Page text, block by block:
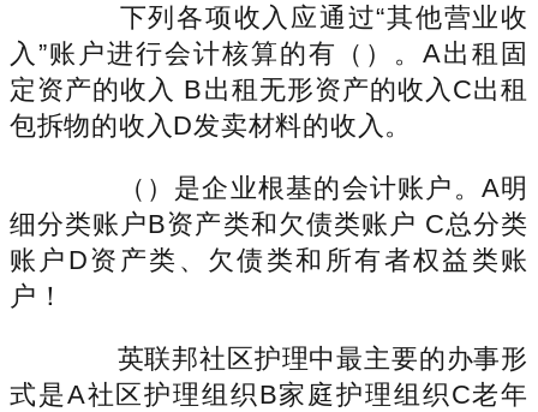
下列各项收入应通过“其他营业收
入”账户进行会计核算的有（）。A出租固
定资产的收入 B出租无形资产的收入C出租
包拆物的收入D发卖材料的收入。
（）是企业根基的会计账户。A明
细分类账户B资产类和欠债类账户 C总分类
账户D资产类、欠债类和所有者权益类账
户！
英联邦社区护理中最主要的办事形
式是A社区护理组织B家庭护理组织C老年